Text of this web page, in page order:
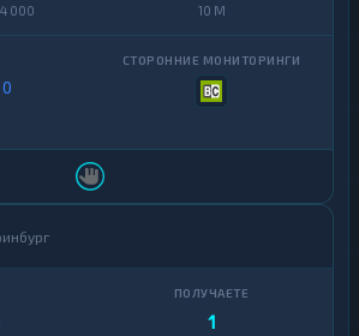
000 10 M
0
1